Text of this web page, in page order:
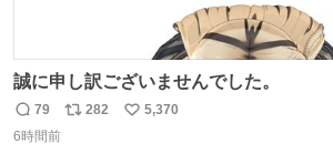
誠に申し訳ございませんでした。
返
79
リ
282
い
5,370
6時間前